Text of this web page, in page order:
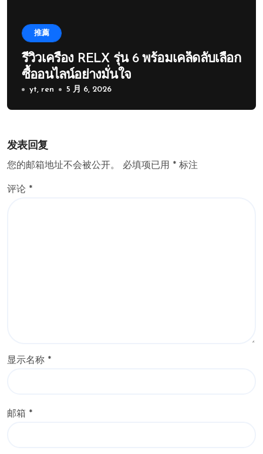
推薦
รีวิวเครื่อง RELX รุ่น 6 พร้อมเคล็ดลับเลือก
ซื้ออนไลน์อย่างมั่นใจ
yt, ren 5 月 6, 2026
发表回复
您的邮箱地址不会被公开。 必填项已用 * 标注
评论 *
显示名称 *
邮箱 *